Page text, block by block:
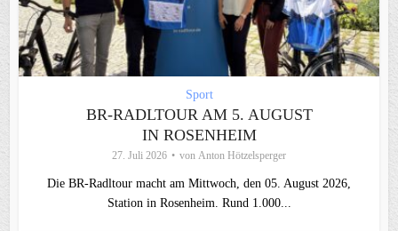
Sport
BR-RADLTOUR AM 5. AUGUST
IN ROSENHEIM
27. Juli 2026 von Anton Hötzelsperger
Die BR-Radltour macht am Mittwoch, den 05. August 2026,
Station in Rosenheim. Rund 1.000...